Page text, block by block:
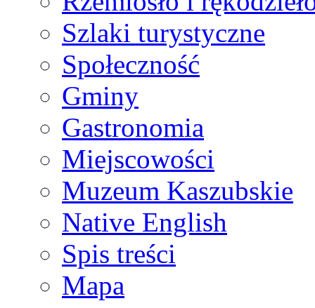
Szlaki turystyczne
Społeczność
Gminy
Gastronomia
Miejscowości
Muzeum Kaszubskie
Native English
Spis treści
Mapa